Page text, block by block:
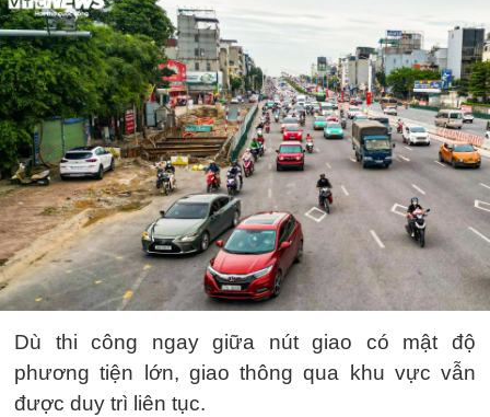
Dù thi công ngay giữa nút giao có mật độ
phương tiện lớn, giao thông qua khu vực vẫn
được duy trì liên tục.